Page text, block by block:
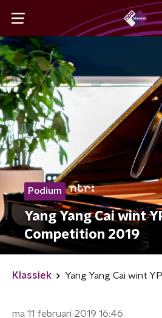
Podium
Yang Yang Cai wint
Competition 2019
Klassiek
ma 11 februari 2019 16:46